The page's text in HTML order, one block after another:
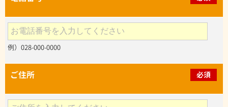
例）028-000-0000
ご住所 必須